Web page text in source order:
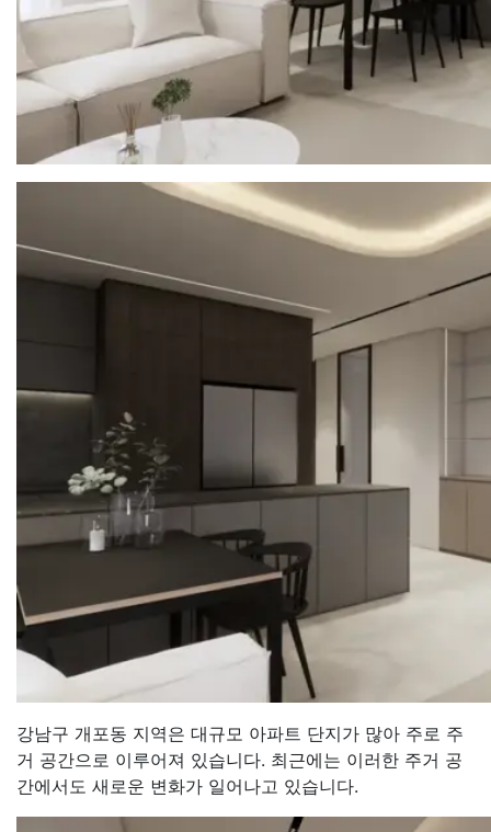
강남구 개포동 지역은 대규모 아파트 단지가 많아 주로 주
거 공간으로 이루어져 있습니다. 최근에는 이러한 주거 공
간에서도 새로운 변화가 일어나고 있습니다.